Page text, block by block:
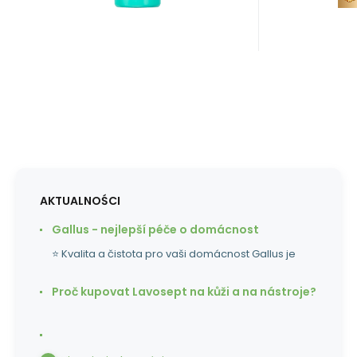
AKTUALNOŚCI
Gallus - nejlepší péče o domácnost
⭐ Kvalita a čistota pro vaši domácnost Gallus je
Proč kupovat Lavosept na kůži a na nástroje?